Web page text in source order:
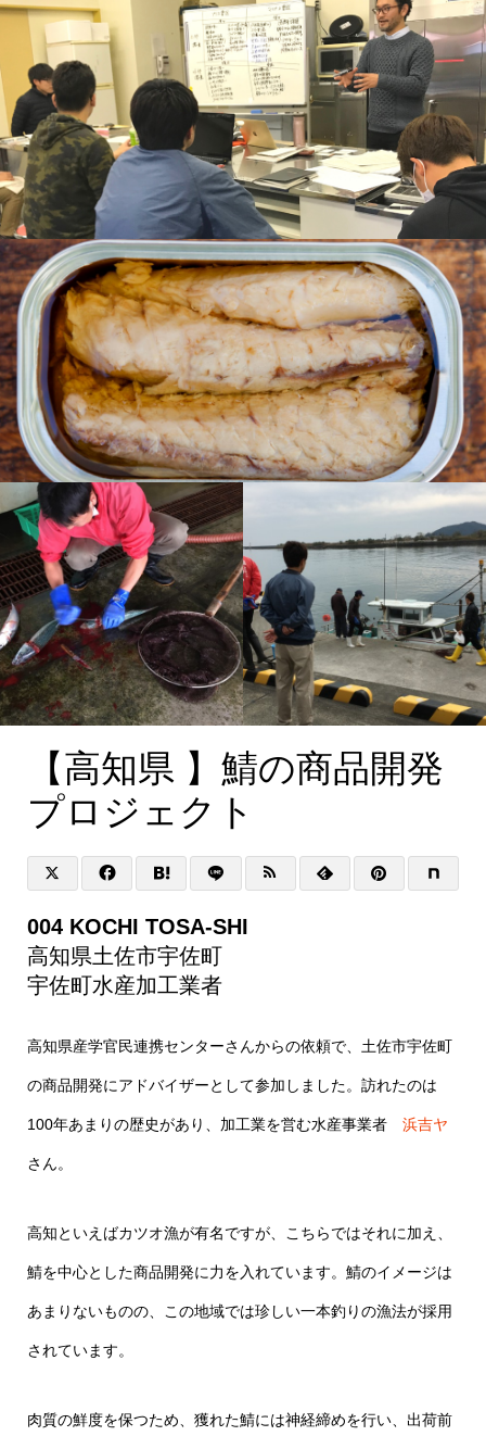
【高知県 】鯖の商品開発
プロジェクト
004 KOCHI TOSA-SHI
高知県土佐市宇佐町
宇佐町水産加工業者
高知県産学官民連携センターさんからの依頼で、土佐市宇佐町
の商品開発にアドバイザーとして参加しました。訪れたのは
100年あまりの歴史があり、加工業を営む水産事業者 浜吉ヤ
さん。
高知といえばカツオ漁が有名ですが、こちらではそれに加え、
鯖を中心とした商品開発に力を入れています。鯖のイメージは
あまりないものの、この地域では珍しい一本釣りの漁法が採用
されています。
肉質の鮮度を保つため、獲れた鯖には神経締めを行い、出荷前